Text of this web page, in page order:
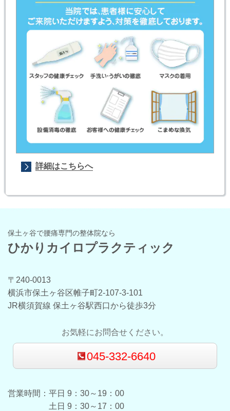
詳細はこちらへ
保土ヶ谷で腰痛専門の整体院なら
ひかりカイロプラクティック
〒240-0013
横浜市保土ヶ谷区帷子町2-107-3-101
JR横須賀線 保土ヶ谷駅西口から徒歩3分
お気軽にお問合せください。
045-332-6640
営業時間：平日 9：30～19：00
土日 9：30～17：00